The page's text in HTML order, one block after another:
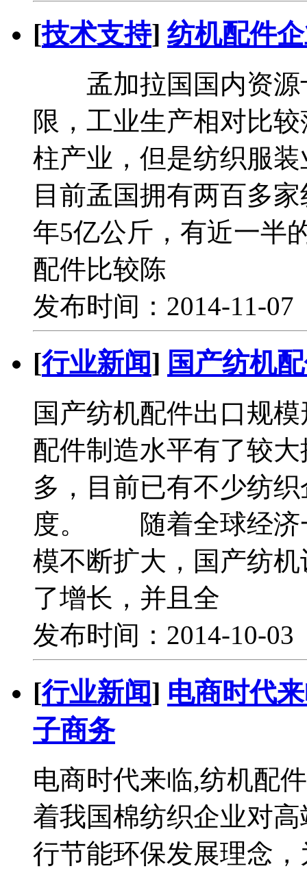
[技术支持] 纺机配件
孟加拉国国内资源
限，工业生产相对比
柱产业，但是纺织服
目前孟国拥有两百多
年5亿公斤，有近一半
配件比较陈
发布时间：2014-11-
[行业新闻] 国产纺机
国产纺机配件出口规
配件制造水平有了较
多，目前已有不少纺
度。 随着全球经济
模不断扩大，国产纺
了增长，并且全
发布时间：2014-10-
[行业新闻] 电商时代
子商务
电商时代来临,纺机
着我国棉纺织企业对
行节能环保发展理念